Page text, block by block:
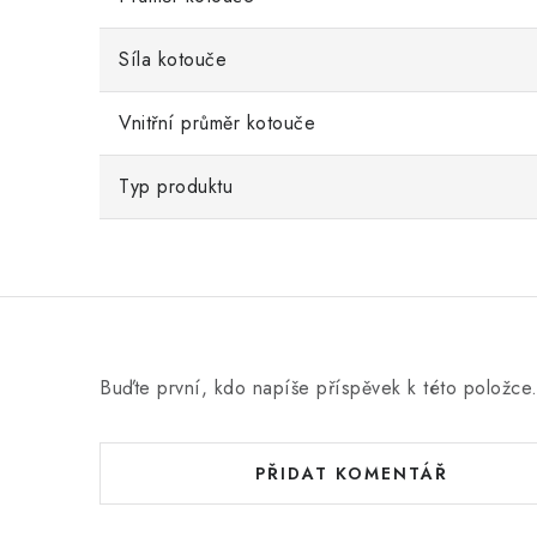
Síla kotouče
Vnitřní průměr kotouče
Typ produktu
Buďte první, kdo napíše příspěvek k této položce.
PŘIDAT KOMENTÁŘ